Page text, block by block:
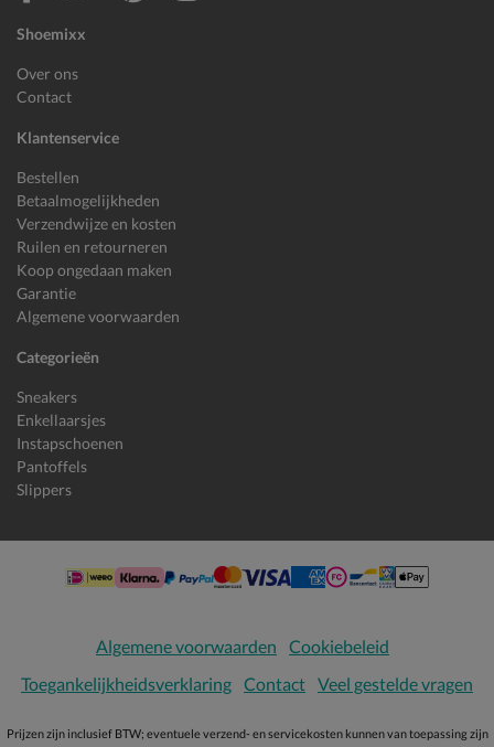
Shoemixx
Over ons
Contact
Klantenservice
Bestellen
Betaalmogelijkheden
Verzendwijze en kosten
Ruilen en retourneren
Koop ongedaan maken
Garantie
Algemene voorwaarden
Categorieën
Sneakers
Enkellaarsjes
Instapschoenen
Pantoffels
Slippers
Algemene voorwaarden
Cookiebeleid
Toegankelijkheidsverklaring Contact Veel gestelde vragen
Prijzen zijn inclusief BTW; eventuele verzend- en servicekosten kunnen van toepassing zijn